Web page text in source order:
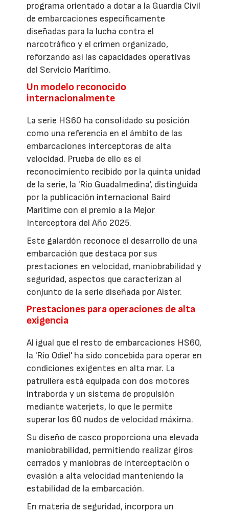
programa orientado a dotar a la Guardia Civil
de embarcaciones específicamente
diseñadas para la lucha contra el
narcotráfico y el crimen organizado,
reforzando así las capacidades operativas
del Servicio Marítimo.
Un modelo reconocido
internacionalmente
La serie HS60 ha consolidado su posición
como una referencia en el ámbito de las
embarcaciones interceptoras de alta
velocidad. Prueba de ello es el
reconocimiento recibido por la quinta unidad
de la serie, la 'Río Guadalmedina', distinguida
por la publicación internacional Baird
Maritime con el premio a la Mejor
Interceptora del Año 2025.
Este galardón reconoce el desarrollo de una
embarcación que destaca por sus
prestaciones en velocidad, maniobrabilidad y
seguridad, aspectos que caracterizan al
conjunto de la serie diseñada por Aister.
Prestaciones para operaciones de alta
exigencia
Al igual que el resto de embarcaciones HS60,
la 'Río Odiel' ha sido concebida para operar en
condiciones exigentes en alta mar. La
patrullera está equipada con dos motores
intraborda y un sistema de propulsión
mediante waterjets, lo que le permite
superar los 60 nudos de velocidad máxima.
Su diseño de casco proporciona una elevada
maniobrabilidad, permitiendo realizar giros
cerrados y maniobras de interceptación o
evasión a alta velocidad manteniendo la
estabilidad de la embarcación.
En materia de seguridad, incorpora un